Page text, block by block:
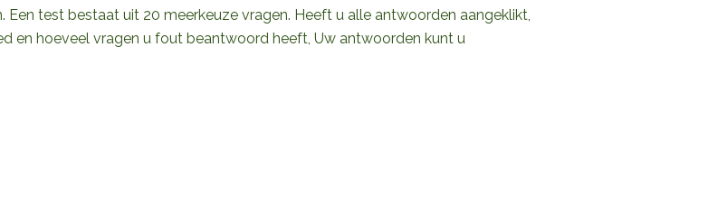
Een test bestaat uit 20 meerkeuze vragen. Heeft u alle antwoorden aangeklikt,
en hoeveel vragen u fout beantwoord heeft, Uw antwoorden kunt u